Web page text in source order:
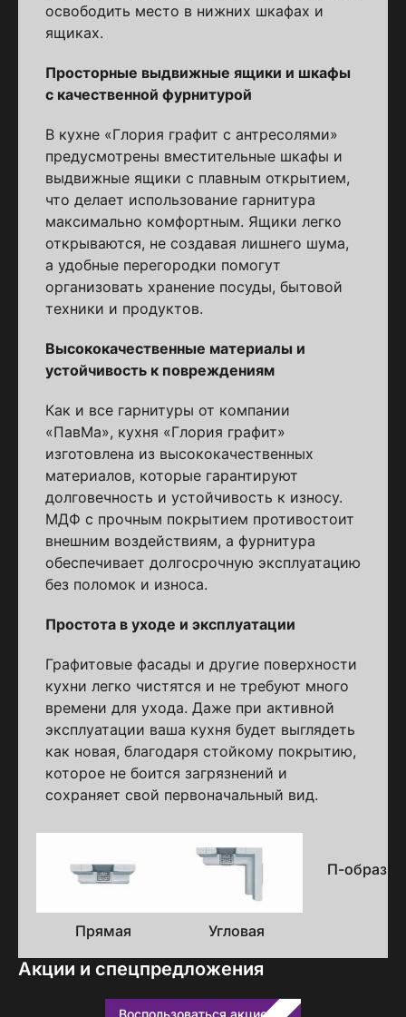
освободить место в нижних шкафах и
ящиках.
Просторные выдвижные ящики и шкафы
с качественной фурнитурой
В кухне «Глория графит с антресолями»
предусмотрены вместительные шкафы и
выдвижные ящики с плавным открытием,
что делает использование гарнитура
максимально комфортным. Ящики легко
открываются, не создавая лишнего шума,
а удобные перегородки помогут
организовать хранение посуды, бытовой
техники и продуктов.
Высококачественные материалы и
устойчивость к повреждениям
Как и все гарнитуры от компании
«ПавМа», кухня «Глория графит»
изготовлена из высококачественных
материалов, которые гарантируют
долговечность и устойчивость к износу.
МДФ с прочным покрытием противостоит
внешним воздействиям, а фурнитура
обеспечивает долгосрочную эксплуатацию
без поломок и износа.
Простота в уходе и эксплуатации
Графитовые фасады и другие поверхности
кухни легко чистятся и не требуют много
времени для ухода. Даже при активной
эксплуатации ваша кухня будет выглядеть
как новая, благодаря стойкому покрытию,
которое не боится загрязнений и
сохраняет свой первоначальный вид.
исполнения
Прямая Угловая
П-
Акции и спецпредложения